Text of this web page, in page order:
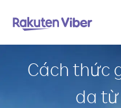
Cách thức
da